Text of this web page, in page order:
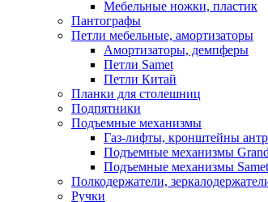
Мебельные ножки, пластик
Пантографы
Петли мебельные, амортизаторы
Амортизаторы, демпферы
Петли Samet
Петли Китай
Планки для столешниц
Подпятники
Подъемные механизмы
Газ-лифты, кронштейны
Подъемные механизмы
Подъемные механизмы Samet
Полкодержатели,
Ручки